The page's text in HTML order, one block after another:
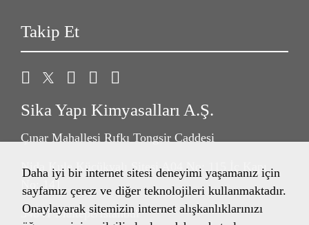
Takip Et
Sika Yapı Kimyasalları A.Ş.
Çınar Mahallesi Rıfkı Tongsir Caddesi
Nida Kule Küçükyalı Sitesi A04 No: 115 İç Kapı
No: 141
34841 Maltepe/İstanbul
Daha iyi bir internet sitesi deneyimi yaşamanız için
sayfamız çerez ve diğer teknolojileri kullanmaktadır.
Onaylayarak sitemizin internet alışkanlıklarınızı